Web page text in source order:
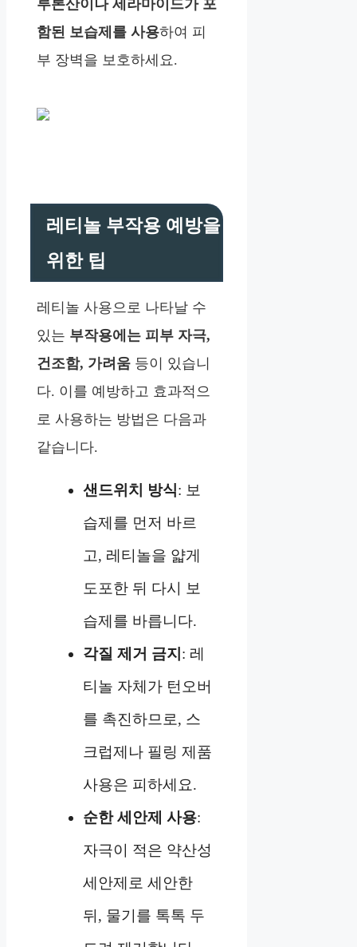
루론산이나 세라마이드가 포
함된 보습제를 사용하여 피
부 장벽을 보호하세요.
레티놀 부작용 예방을
위한 팁
레티놀 사용으로 나타날 수
있는 부작용에는 피부 자극,
건조함, 가려움 등이 있습니
다. 이를 예방하고 효과적으
로 사용하는 방법은 다음과
같습니다.
샌드위치 방식: 보
습제를 먼저 바르
고, 레티놀을 얇게
도포한 뒤 다시 보
습제를 바릅니다.
각질 제거 금지 : 레
티놀 자체가 턴오버
를 촉진하므로, 스
크럽제나 필링 제품
사용은 피하세요.
순한 세안제 사용:
자극이 적은 약산성
세안제로 세안한
뒤, 물기를 톡톡 두